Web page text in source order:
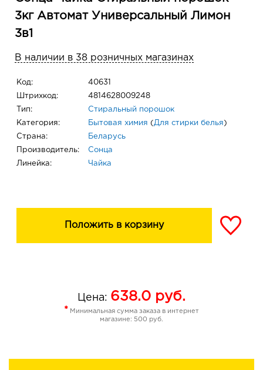
3кг Автомат Универсальный Лимон
3в1
В наличии в 38 розничных магазинах
Код: 40631
Штрихкод: 4814628009248
Тип: Стиральный порошок
Категория: Бытовая химия ( Для стирки белья )
Страна: Беларусь
Производитель: Сонца
Линейка: Чайка
Положить в корзину
Цена: 638.0 руб.
* Минимальная сумма заказа в интернет
магазине: 500 руб.